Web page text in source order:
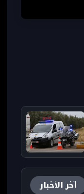
آخر الأخبار